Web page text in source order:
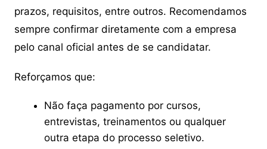
prazos, requisitos, entre outros. Recomendamos
sempre confirmar diretamente com a empresa
pelo canal oficial antes de se candidatar.
Reforçamos que:
Não faça pagamento por cursos,
entrevistas, treinamentos ou qualquer
outra etapa do processo seletivo.